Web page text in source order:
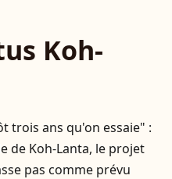
Koh-
trois ans qu'on essaie" :
de Koh-Lanta, le projet
pas comme prévu